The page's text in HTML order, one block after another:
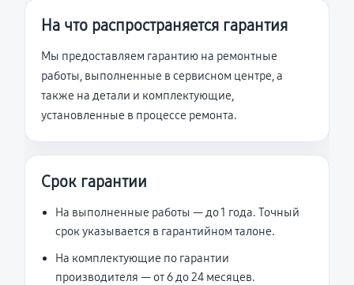
На что распространяется гарантия
Мы предоставляем гарантию на ремонтные
работы, выполненные в сервисном центре, а
также на детали и комплектующие,
установленные в процессе ремонта.
Срок гарантии
На выполненные работы — до 1 года. Точный
срок указывается в гарантийном талоне.
На комплектующие по гарантии
производителя — от 6 до 24 месяцев.